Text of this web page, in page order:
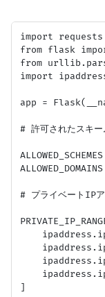
import requests
from flask
from
import
app =
# 許可されたスキー
# プライベートIPア
]